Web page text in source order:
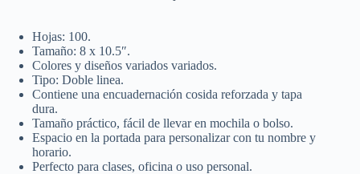
Hojas: 100.
Tamaño: 8 x 10.5″.
Colores y diseños variados variados.
Tipo: Doble linea.
Contiene una encuadernación cosida reforzada y tapa
dura.
Tamaño práctico, fácil de llevar en mochila o bolso.
Espacio en la portada para personalizar con tu nombre y
horario.
Perfecto para clases, oficina o uso personal.